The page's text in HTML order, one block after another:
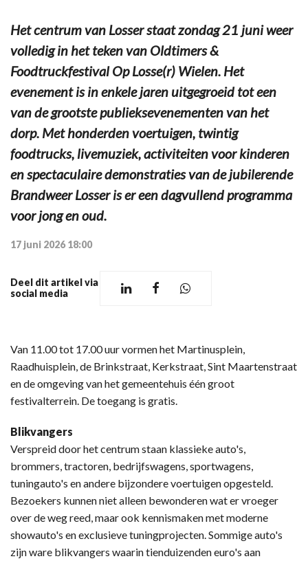
Het centrum van Losser staat zondag 21 juni weer
volledig in het teken van Oldtimers &
Foodtruckfestival Op Losse(r) Wielen. Het
evenement is in enkele jaren uitgegroeid tot een
van de grootste publieksevenementen van het
dorp. Met honderden voertuigen, twintig
foodtrucks, livemuziek, activiteiten voor kinderen
en spectaculaire demonstraties van de jubilerende
Brandweer Losser is er een dagvullend programma
voor jong en oud.
17 juni 2026 18:00
Deel dit artikel via
social media
Van 11.00 tot 17.00 uur vormen het Martinusplein,
Raadhuisplein, de Brinkstraat, Kerkstraat, Sint Maartenstraat
en de omgeving van het gemeentehuis één groot
festivalterrein. De toegang is gratis.
Blikvangers
Verspreid door het centrum staan klassieke auto's,
brommers, tractoren, bedrijfswagens, sportwagens,
tuningauto's en andere bijzondere voertuigen opgesteld.
Bezoekers kunnen niet alleen bewonderen wat er vroeger
over de weg reed, maar ook kennismaken met moderne
showauto's en exclusieve tuningprojecten. Sommige auto's
zijn ware blikvangers waarin tienduizenden euro's aan